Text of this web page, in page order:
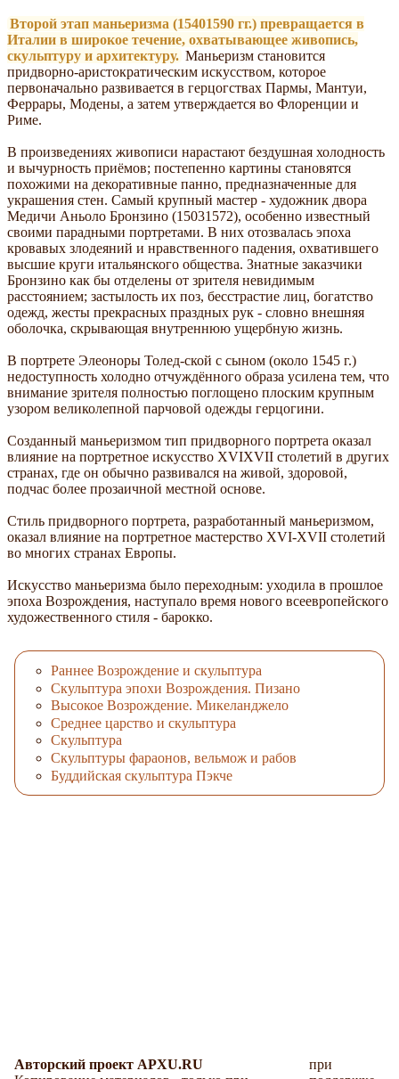
Второй этап маньеризма (15401590 гг.) превращается в
Италии в широкое течение, охватывающее живопись,
скульптуру и архитектуру. Маньеризм становится
придворно-аристократическим искусством, которое
первоначально развивается в герцогствах Пармы, Мантуи,
Феррары, Модены, а затем утверждается во Флоренции и
Риме.
В произведениях живописи нарастают бездушная холодность
и вычурность приёмов; постепенно картины становятся
похожими на декоративные панно, предназначенные для
украшения стен. Самый крупный мастер - художник двора
Медичи Аньоло Бронзино (15031572), особенно известный
своими парадными портретами. В них отозвалась эпоха
кровавых злодеяний и нравственного падения, охватившего
высшие круги итальянского общества. Знатные заказчики
Бронзино как бы отделены от зрителя невидимым
расстоянием; застылость их поз, бесстрастие лиц, богатство
одежд, жесты прекрасных праздных рук - словно внешняя
оболочка, скрывающая внутреннюю ущербную жизнь.
В портрете Элеоноры Толед-ской с сыном (около 1545 г.)
недоступность холодно отчуждённого образа усилена тем, что
внимание зрителя полностью поглощено плоским крупным
узором великолепной парчовой одежды герцогини.
Созданный маньеризмом тип придворного портрета оказал
влияние на портретное искусство XVIXVII столетий в других
странах, где он обычно развивался на живой, здоровой,
подчас более прозаичной местной основе.
Стиль придворного портрета, разработанный маньеризмом,
оказал влияние на портретное мастерство XVI-XVII столетий
во многих странах Европы.
Искусство маньеризма было переходным: уходила в прошлое
эпоха Возрождения, наступало время нового всеевропейского
художественного стиля - барокко.
Раннее Возрождение и скульптура
Скульптура эпохи Возрождения. Пизано
Высокое Возрождение. Микеланджело
Среднее царство и скульптура
Скульптура
Скульптуры фараонов, вельмож и рабов
Буддийская скульптура Пэкче
Авторский проект APXU.RU
при